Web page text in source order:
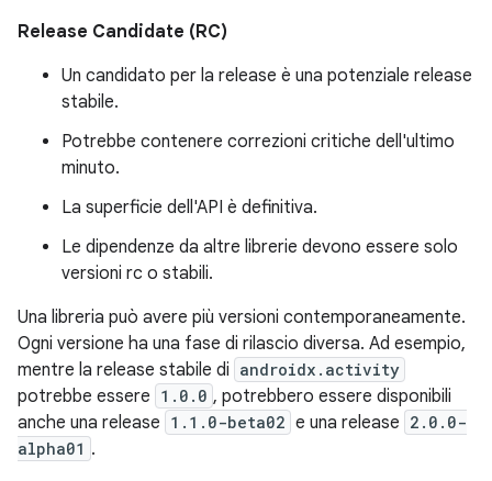
Release Candidate (RC)
Un candidato per la release è una potenziale release
stabile.
Potrebbe contenere correzioni critiche dell'ultimo
minuto.
La superficie dell'API è definitiva.
Le dipendenze da altre librerie devono essere solo
versioni rc o stabili.
Una libreria può avere più versioni contemporaneamente.
Ogni versione ha una fase di rilascio diversa. Ad esempio,
mentre la release stabile di androidx.activity
potrebbe essere 1.0.0 , potrebbero essere disponibili
anche una release 1.1.0-beta02 e una release 2.0.0-
alpha01 .